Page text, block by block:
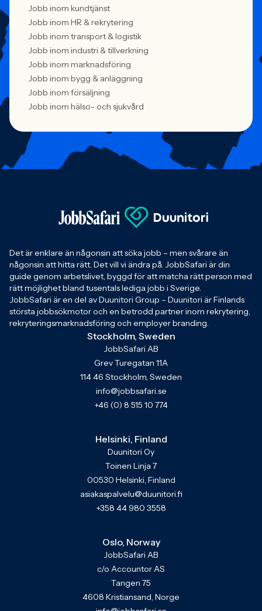
Jobb inom kundtjänst
Jobb inom HR & rekrytering
Jobb inom transport & logistik
Jobb inom industri & tillverkning
Jobb inom marknadsföring
Jobb inom bygg & anläggning
Jobb inom försäljning
Jobb inom hälso- och sjukvård
Det är enklare än någonsin att söka jobb – men svårare än
någonsin att hitta rätt. Det vill vi ändra på. JobbSafari är din
guide genom arbetslivet, byggd för att matcha rätt person med
rätt möjlighet bland tusentals lediga jobb i Sverige.
JobbSafari är en del av Duunitori Group – Duunitori är Finlands
största jobbsökmotor och en betrodd partner inom rekrytering,
rekryteringsmarknadsföring och employer branding.
Stockholm, Sweden
JobbSafari AB
Grev Turegatan 11A
114 46 Stockholm, Sweden
info@jobbsafari.se
+46 (0) 8 515 10 774
Helsinki, Finland
Duunitori Oy
Toinen Linja 7
00530 Helsinki, Finland
asiakaspalvelu@duunitori.fi
+358 44 980 3558
Oslo, Norway
JobbSafari AB
c/o Accountor AS
Tangen 75
4608 Kristiansand, Norge